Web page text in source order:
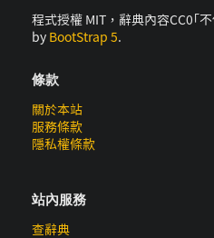
程式授權 MIT，辭典內容CC0｢
by BootStrap 5.
條款
關於本站
服務條款
隱私權條款
站內服務
查辭典